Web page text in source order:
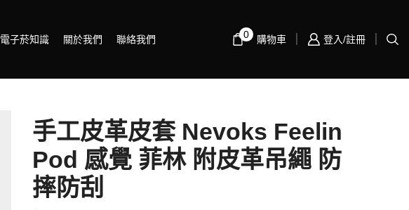
電子菸知識 關於我們 聯絡我們 0 購物車 登入/註冊
手工皮革皮套 Nevoks Feelin
Pod 感覺 菲林 附皮革吊繩 防
摔防刮